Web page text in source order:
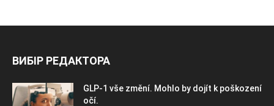
ВИБІР РЕДАКТОРА
GLP-1 vše změní. Mohlo by dojít k poškození
očí.